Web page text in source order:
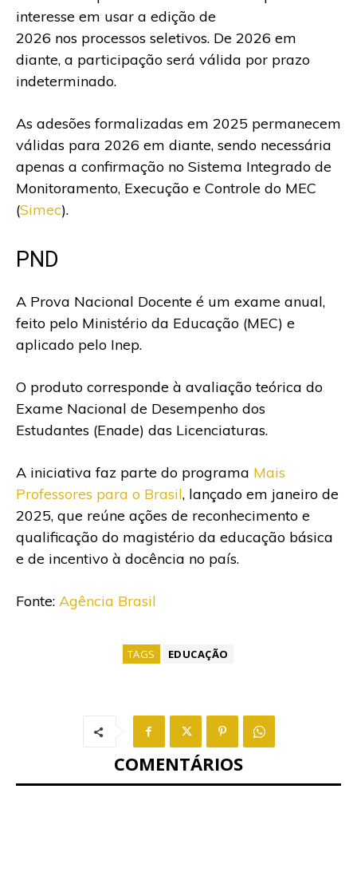
interesse em usar a edição de
2026 nos processos seletivos. De 2026 em
diante, a participação será válida por prazo
indeterminado.
As adesões formalizadas em 2025 permanecem
válidas para 2026 em diante, sendo necessária
apenas a confirmação no Sistema Integrado de
Monitoramento, Execução e Controle do MEC
(Simec).
PND
A Prova Nacional Docente é um exame anual,
feito pelo Ministério da Educação (MEC) e
aplicado pelo Inep.
O produto corresponde à avaliação teórica do
Exame Nacional de Desempenho dos
Estudantes (Enade) das Licenciaturas.
A iniciativa faz parte do programa Mais
Professores para o Brasil, lançado em janeiro de
2025, que reúne ações de reconhecimento e
qualificação do magistério da educação básica
e de incentivo à docência no país.
Fonte: Agência Brasil
TAGS EDUCAÇÃO
COMENTÁRIOS